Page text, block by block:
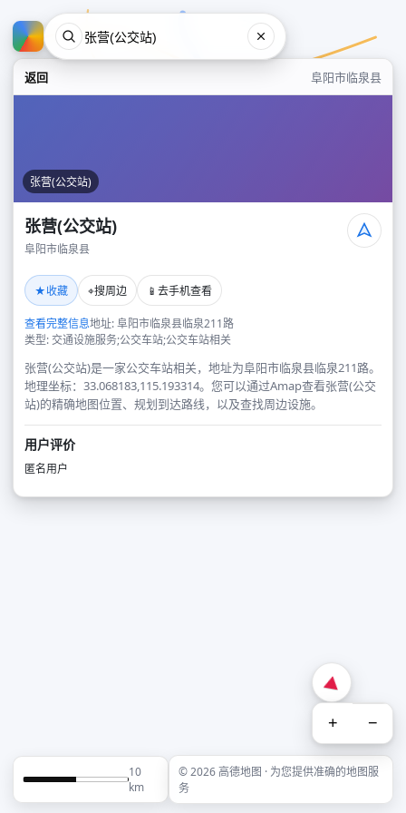
返回 阜阳市临泉县
张营(公交站)
张营(公交站)
阜阳市临泉县
★收藏 ⌖搜周边 📱 去手机查看
查看完整信息地址: 阜阳市临泉县临泉211路
类型: 交通设施服务;公交车站;公交车站相关
张营(公交站)是一家公交车站相关，地址为阜阳市临泉县临泉211路。
地理坐标：33.068183,115.193314。您可以通过Amap查看张营(公交
站)的精确地图位置、规划到达路线，以及查找周边设施。
用户评价
匿名用户
+ −
10
km
© 2026 高德地图 · 为您提供准确的地图服
务